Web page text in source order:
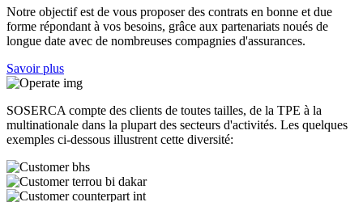
Notre objectif est de vous proposer des contrats en bonne et due
forme répondant à vos besoins, grâce aux partenariats noués de
longue date avec de nombreuses compagnies d'assurances.
Savoir plus
SOSERCA compte des clients de toutes tailles, de la TPE à la
multinationale dans la plupart des secteurs d'activités. Les quelques
exemples ci-dessous illustrent cette diversité: